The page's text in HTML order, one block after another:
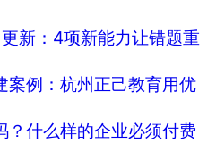
新：4项新能力让错题重
案例：杭州正己教育用优
？什么样的企业必须付费